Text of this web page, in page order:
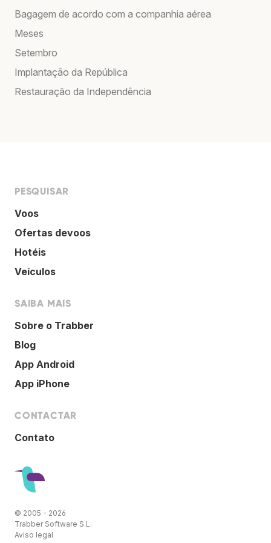
Bagagem de acordo com a companhia aérea
Meses
Setembro
Implantação da República
Restauração da Independência
PESQUISAR
Voos
Ofertas devoos
Hotéis
Veículos
SAIBA MAIS
Sobre o Trabber
Blog
App Android
App iPhone
CONTACTAR
Contato
© 2005 - 2026
Trabber Software S.L.
Aviso legal